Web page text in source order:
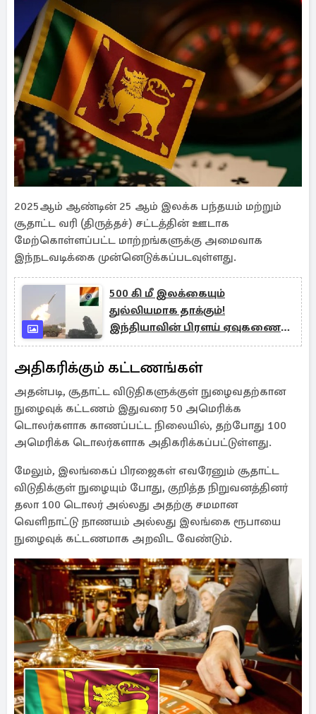
2025ஆம் ஆண்டின் 25 ஆம் இலக்க பந்தயம் மற்றும்
சூதாட்ட வரி (திருத்தச்) சட்டத்தின் ஊடாக
மேற்கொள்ளப்பட்ட மாற்றங்களுக்கு அமைவாக
இந்நடவடிக்கை முன்னெடுக்கப்படவுள்ளது.
500 கி மீ இலக்கையும்
துல்லியமாக தாக்கும்!
இந்தியாவின் பிரளய் ஏவுகணை
சோதனை வெற்றி!
அதிகரிக்கும் கட்டணங்கள்
அதன்படி, சூதாட்ட விடுதிகளுக்குள் நுழைவதற்கான
நுழைவுக் கட்டணம் இதுவரை 50 அமெரிக்க
டொலர்களாக காணப்பட்ட நிலையில், தற்போது 100
அமெரிக்க டொலர்களாக அதிகரிக்கப்பட்டுள்ளது.
மேலும், இலங்கைப் பிரஜைகள் எவரேனும் சூதாட்ட
விடுதிக்குள் நுழையும் போது, குறித்த நிறுவனத்தினர்
தலா 100 டொலர் அல்லது அதற்கு சமமான
வெளிநாட்டு நாணயம் அல்லது இலங்கை ரூபாயை
நுழைவுக் கட்டணமாக அறவிட வேண்டும்.